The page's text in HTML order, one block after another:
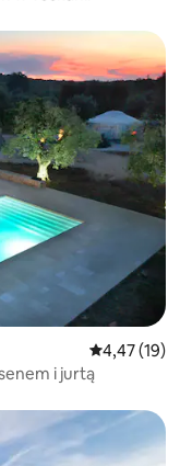
Średnia
4,47 (19)
i jurtą